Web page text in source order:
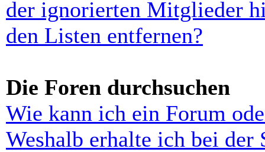
der ignorierten Mitglieder
den Listen entfernen?
Die Foren durchsuchen
Wie kann ich ein Forum
Weshalb erhalte ich bei der